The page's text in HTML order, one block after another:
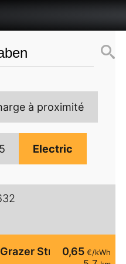
à proximité
Electric
0,65€/kWh
Str.